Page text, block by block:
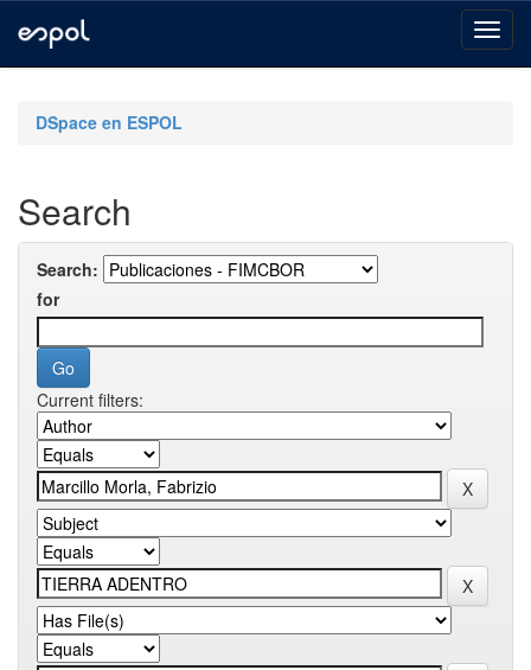
navigationDSpace en ESPOL
Search
Search:
for
Current filters: